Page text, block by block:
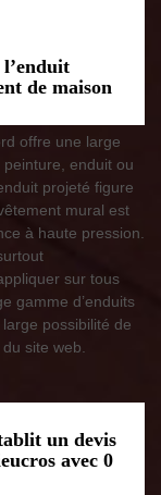
de maison
offre une large
enduit ou
projeté figure
mural est
à haute pression.
sur tous
gamme d’enduits
possibilité de
site web.
un devis
avec 0